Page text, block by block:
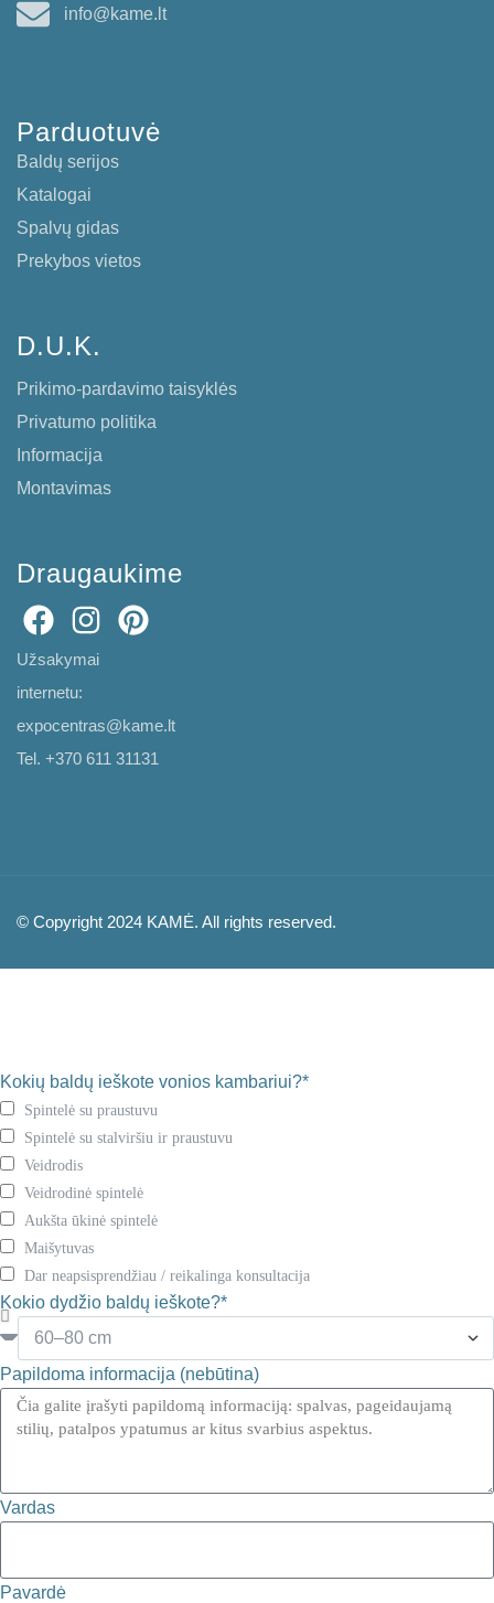
info@kame.lt
Parduotuvė
Baldų serijos
Katalogai
Spalvų gidas
Prekybos vietos
D.U.K.
Prikimo-pardavimo taisyklės
Privatumo politika
Informacija
Montavimas
Draugaukime
Užsakymai
internetu:
expocentras@kame.lt
Tel. +370 611 31131
© Copyright 2024 KAMĖ. All rights reserved.
Kokių baldų ieškote vonios kambariui?*
Spintelė su praustuvu
Spintelė su stalviršiu ir praustuvu
Veidrodis
Veidrodinė spintelė
Aukšta ūkinė spintelė
Maišytuvas
Dar neapsisprendžiau / reikalinga konsultacija
Kokio dydžio baldų ieškote?*
Papildoma informacija (nebūtina)
Vardas
Pavardė